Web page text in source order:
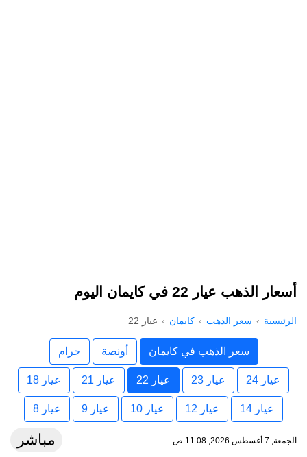
أسعار الذهب عيار 22 في كايمان اليوم
الرئيسية سعر الذهب كايمان عيار 22
سعر الذهب في كايمان أونصة جرام
عيار 24 عيار 23 عيار 22 عيار 21 عيار 18
عيار 14 عيار 12 عيار 10 عيار 9 عيار 8
الجمعة, 7 أغسطس 2026, 11:08 ص مباشر